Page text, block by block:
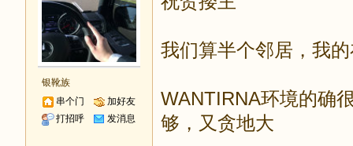
银靴族
串个门
加好友
打招呼
发消息
我们算半个邻居，我
WANTIRNA环境的确
够，又贪地大